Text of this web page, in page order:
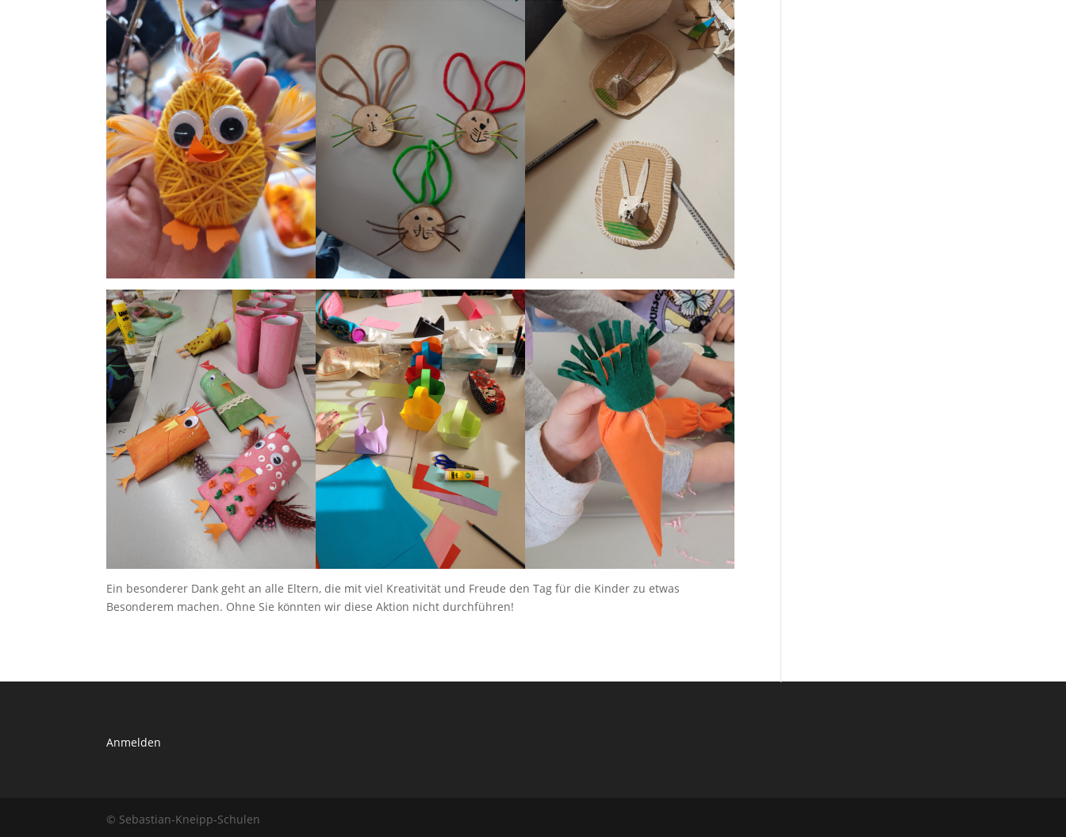
Ein besonderer Dank geht an alle Eltern, die mit viel Kreativität und Freude den Tag für die Kinder zu etwas
Besonderem machen. Ohne Sie könnten wir diese Aktion nicht durchführen!
Anmelden
© Sebastian-Kneipp-Schulen